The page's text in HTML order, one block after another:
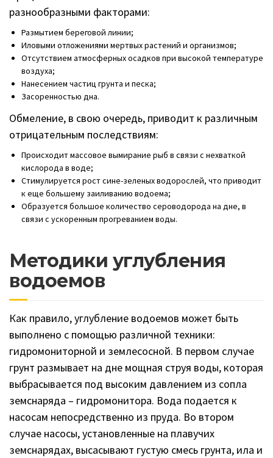
разнообразными факторами:
Размытием береговой линии;
Иловыми отложениями мертвых растений и организмов;
Отсутствием атмосферных осадков при высокой температуре
воздуха;
Нанесением частиц грунта и песка;
Засоренностью дна.
Обмеление, в свою очередь, приводит к различным
отрицательным последствиям:
Происходит массовое вымирание рыб в связи с нехваткой
кислорода в воде;
Стимулируется рост сине-зеленых водорослей, что приводит
к еще большему заиливанию водоема;
Образуется большое количество сероводорода на дне, в
связи с ускоренным прогреванием воды.
Методики углубления
водоемов
Как правило, углубление водоемов может быть
выполнено с помощью различной техники:
гидромониторной и землесосной. В первом случае
грунт размывает на дне мощная струя воды, которая
выбрасывается под высоким давлением из сопла
земснаряда – гидромонитора. Вода подается к
насосам непосредственно из пруда. Во втором
случае насосы, установленные на плавучих
земснарядах, высасывают густую смесь грунта, ила и